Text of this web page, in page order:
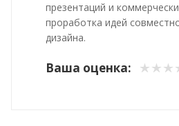
презентаций и
проработка идей
дизайна.
Ваша оценка: